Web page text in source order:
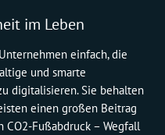
im Leben
einfach, die
und smarte
digitalisieren. Sie behalten
einen großen Beitrag
Fußabdruck – Wegfall